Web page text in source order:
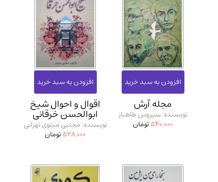
مجله آرش
نویسنده: سیروس طاهباز
540,000تومان
اقوال و احوال شیخ
ابوالحسن خرقانی
نویسنده: مجتبی مینوی تهرانی
528,000تومان